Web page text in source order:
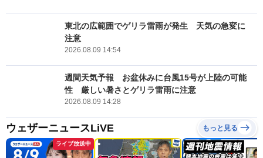
東北の広範囲でゲリラ雷雨が発生 天気の急変に
注意
2026.08.09 14:54
週間天気予報 お盆休みに台風15号が上陸の可能
性 厳しい暑さとゲリラ雷雨に注意
2026.08.09 14:28
ウェザーニュースLiVE もっと見る
ライブ放送中